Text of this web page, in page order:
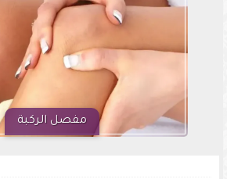
مفصل الركبة